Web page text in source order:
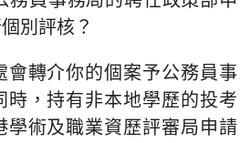
別評核？
會轉介你的個案予公務員事
時，持有非本地學歷的投考
學術及職業資歷評審局申請